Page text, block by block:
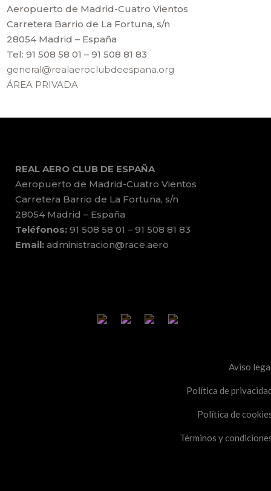
Aeropuerto de Madrid-Cuatro Vientos
Carretera Barrio de La Fortuna, s/n
28054 Madrid – España
Tel: 91 508 58 01 – 91 508 81 83
general@realaeroclubdeespana.org
ÁREA PRIVADA
REAL AERO CLUB DE ESPAÑA
Aeropuerto de Madrid-Cuatro Vientos
Carretera Barrio de La Fortuna, s/n
28054 Madrid – España
Teléfonos: 91 508 58 01 – 91 508 81 83
Email: administracion@race.aero
Aviso
Política de
Política de
Términos y